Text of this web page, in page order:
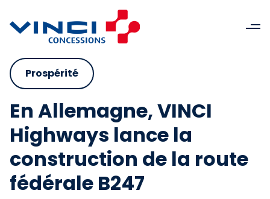
Prospérité
En Allemagne, VINCI
Highways lance la
construction de la route
fédérale B247